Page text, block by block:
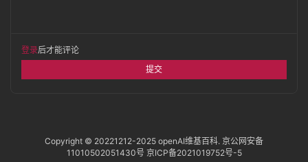
登录后才能评论
提交
Copyright © 20221212-2025 openAI维基百科. 京公网安备
11010502051430号 京ICP备2021019752号-5